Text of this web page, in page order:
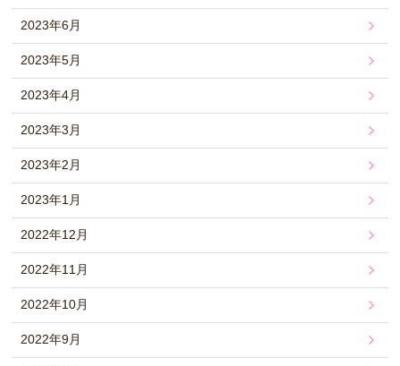
2023年6月
2023年5月
2023年4月
2023年3月
2023年2月
2023年1月
2022年12月
2022年11月
2022年10月
2022年9月